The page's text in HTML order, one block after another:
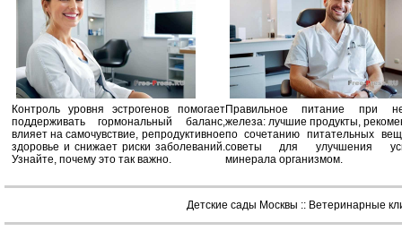
Контроль уровня эстрогенов помогает
поддерживать гормональный баланс,
влияет на самочувствие, репродуктивное
здоровье и снижает риски заболеваний.
Узнайте, почему это так важно.
Правильное питание при
железа: лучшие продукты,
по сочетанию питательных
советы для улучшения
минерала организмом.
Детские сады Москвы :: Ветеринарные